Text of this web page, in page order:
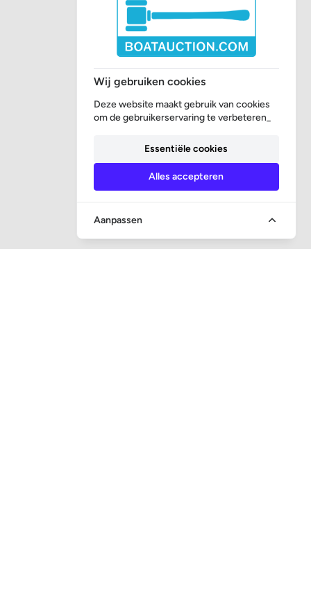
Wij gebruiken cookies
Deze website maakt gebruik van cookies
om de gebruikerservaring te verbeteren_
Essentiële cookies
Alles accepteren
Aanpassen